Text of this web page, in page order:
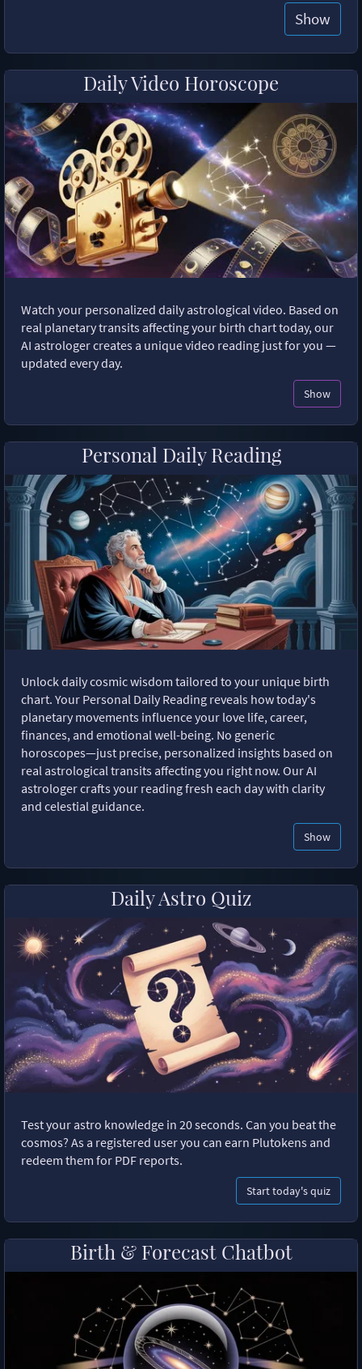
Show
Daily Video Horoscope
Watch your personalized daily astrological video. Based on
real planetary transits affecting your birth chart today, our
AI astrologer creates a unique video reading just for you —
updated every day.
Show
Personal Daily Reading
Unlock daily cosmic wisdom tailored to your unique birth
chart. Your Personal Daily Reading reveals how today's
planetary movements influence your love life, career,
finances, and emotional well-being. No generic
horoscopes—just precise, personalized insights based on
real astrological transits affecting you right now. Our AI
astrologer crafts your reading fresh each day with clarity
and celestial guidance.
Show
Daily Astro Quiz
Test your astro knowledge in 20 seconds. Can you beat the
cosmos? As a registered user you can earn Plutokens and
redeem them for PDF reports.
Start today's quiz
Birth & Forecast Chatbot